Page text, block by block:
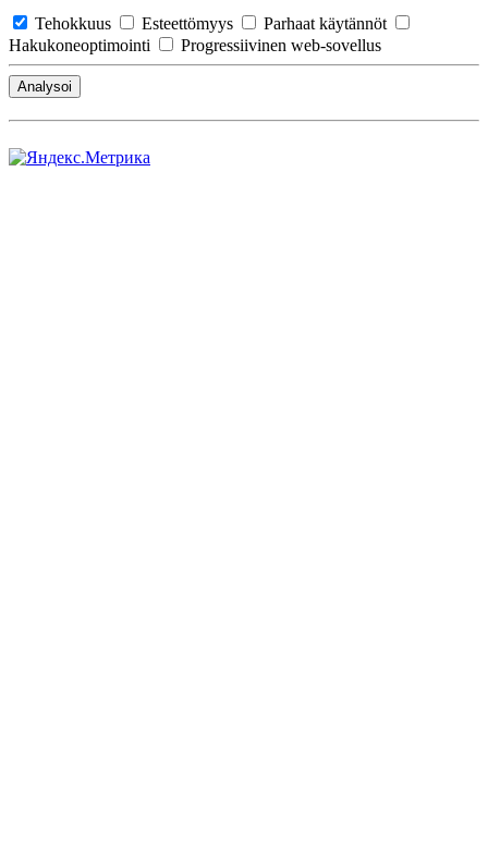
Tehokkuus Esteettömyys
Parhaat käytännöt
Hakukoneoptimointi
Progressiivinen web-sovellus
Analysoi